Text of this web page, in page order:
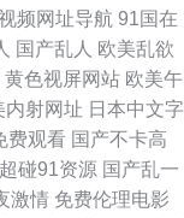
线看 男人和女人操国
司机制服丝袜 三级网做
区
频网址导航 91国在
国产乱人 欧美乱欲
黄色视屏网站 欧美午
内射网址 日本中文字
费观看 国产不卡高
超碰91资源 国产乱一
激情 免费伦理电影